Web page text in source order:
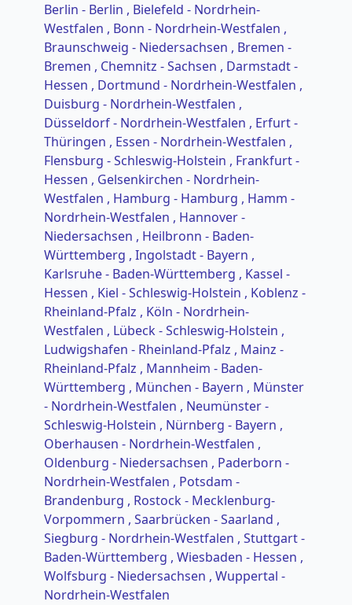
Berlin - Berlin , Bielefeld - Nordrhein-
Westfalen , Bonn - Nordrhein-Westfalen ,
Braunschweig - Niedersachsen , Bremen -
Bremen , Chemnitz - Sachsen , Darmstadt -
Hessen , Dortmund - Nordrhein-Westfalen ,
Duisburg - Nordrhein-Westfalen ,
Düsseldorf - Nordrhein-Westfalen , Erfurt -
Thüringen , Essen - Nordrhein-Westfalen ,
Flensburg - Schleswig-Holstein , Frankfurt -
Hessen , Gelsenkirchen - Nordrhein-
Westfalen , Hamburg - Hamburg , Hamm -
Nordrhein-Westfalen , Hannover -
Niedersachsen , Heilbronn - Baden-
Württemberg , Ingolstadt - Bayern ,
Karlsruhe - Baden-Württemberg , Kassel -
Hessen , Kiel - Schleswig-Holstein , Koblenz -
Rheinland-Pfalz , Köln - Nordrhein-
Westfalen , Lübeck - Schleswig-Holstein ,
Ludwigshafen - Rheinland-Pfalz , Mainz -
Rheinland-Pfalz , Mannheim - Baden-
Württemberg , München - Bayern , Münster
- Nordrhein-Westfalen , Neumünster -
Schleswig-Holstein , Nürnberg - Bayern ,
Oberhausen - Nordrhein-Westfalen ,
Oldenburg - Niedersachsen , Paderborn -
Nordrhein-Westfalen , Potsdam -
Brandenburg , Rostock - Mecklenburg-
Vorpommern , Saarbrücken - Saarland ,
Siegburg - Nordrhein-Westfalen , Stuttgart -
Baden-Württemberg , Wiesbaden - Hessen ,
Wolfsburg - Niedersachsen , Wuppertal -
Nordrhein-Westfalen